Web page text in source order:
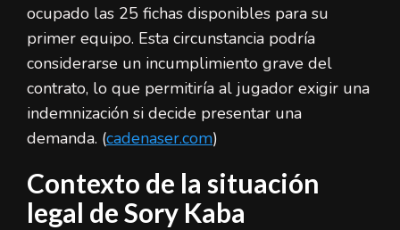
ocupado las 25 fichas disponibles para su
primer equipo. Esta circunstancia podría
considerarse un incumplimiento grave del
contrato, lo que permitiría al jugador exigir una
indemnización si decide presentar una
demanda. (cadenaser.com)
Contexto de la situación
legal de Sory Kaba